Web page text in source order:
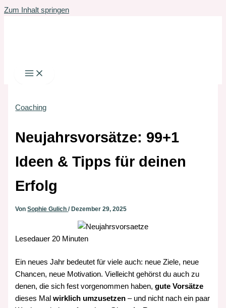
Zum Inhalt springen
Coaching
Neujahrsvorsätze: 99+1
Ideen & Tipps für deinen
Erfolg
VonSophie Gulich/Dezember 29, 2025
Lesedauer 20 Minuten
Ein neues Jahr bedeutet für viele auch: neue Ziele, neue
Chancen, neue Motivation. Vielleicht gehörst du auch zu
denen, die sich fest vorgenommen haben,gute Vorsätze
dieses Malwirklich umzusetzen – und nicht nach ein paar